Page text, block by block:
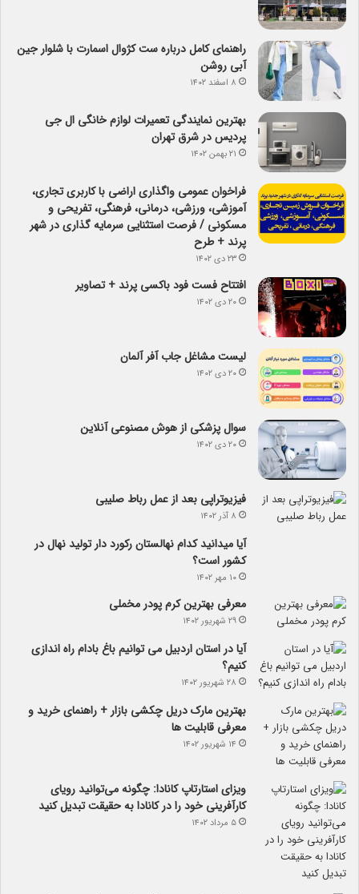
راهنمای کامل درباره ست کژوال اسمارت با شلوار جین
آبی روشن
۸ اسفند ۱۴۰۲
بهترین نمایندگی تعمیرات لوازم خانگی ال جی
پردیس در شرق تهران
۲۱ بهمن ۱۴۰۲
فراخوان عمومی واگذاری اراضی با کاربری تجاری،
آموزشی، ورزشی، درمانی، فرهنگی، تفریحی و
مسکونی / فرصت استثنایی سرمایه گذاری در شهر
پرند + طرح
۲۳ دی ۱۴۰۲
افتتاح فست فود باکسی پرند + تصاویر
۲۰ دی ۱۴۰۲
لیست مشاغل جاب آفر آلمان
۲۰ دی ۱۴۰۲
سوال پزشکی از هوش مصنوعی آنلاین
۲۰ دی ۱۴۰۲
فیزیوتراپی بعد از عمل رباط صلیبی
۸ آذر ۱۴۰۲
آیا می­دانید کدام نهالستان رکورد دار تولید نهال­ در
کشور است؟
۱۰ مهر ۱۴۰۲
معرفی بهترین کرم پودر مخملی
۲۹ شهریور ۱۴۰۲
آیا در استان اردبیل می توانیم باغ بادام راه اندازی
کنیم؟
۲۸ شهریور ۱۴۰۲
بهترین مارک دریل چکشی بازار + راهنمای خرید و
معرفی قابلیت ها
۱۴ شهریور ۱۴۰۲
ویزای استارتاپ کانادا: چگونه می‌توانید رویای
کارآفرینی خود را در کانادا به حقیقت تبدیل کنید
۵ مرداد ۱۴۰۲